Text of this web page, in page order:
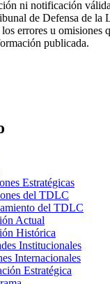
ni notificación
de Defensa de la
errores u omisiones
publicada.
Estratégicas
del TDLC
del TDLC
Actual
Histórica
Institucionales
Internacionales
Estratégica